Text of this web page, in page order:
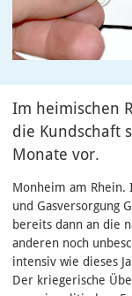
Im heimischen
die Kundschaft
Monate vor.
Monheim am
und Gasversorgung
bereits dann an die
anderen noch
intensiv wie dieses
Der kriegerische